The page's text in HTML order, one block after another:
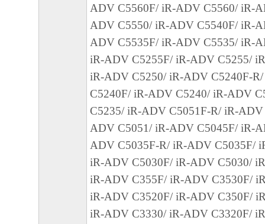
３．著作権表示
お客様は、「許諾ソフトウェア」に含まれ
はキヤノンのライセンサーの著作権表示を
もしくは削除してはなりません。
４．所有権
「許諾ソフトウェア」にかかる権原および
内容によりキヤノンまたはキヤノンのライ
ADV C5560F/ iR-ADV C5560/ iR-
ADV C5550/ iR-ADV C5540F/ iR-
ADV C5535F/ iR-ADV C5535/ iR-
iR-ADV C5255F/ iR-ADV C5255/
iR-ADV C5250/ iR-ADV C5240F-
C5240F/ iR-ADV C5240/ iR-ADV
C5235/ iR-ADV C5051F-R/ iR-
ADV C5051/ iR-ADV C5045F/ iR-
ADV C5035F-R/ iR-ADV C5035F/
iR-ADV C5030F/ iR-ADV C5030/
iR-ADV C355F/ iR-ADV C3530F/
iR-ADV C3520F/ iR-ADV C350F/
iR-ADV C3330/ iR-ADV C3320F/